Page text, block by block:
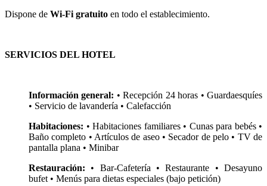
Dispone de Wi-Fi gratuito en todo el establecimiento.
SERVICIOS DEL HOTEL
Información general: • Recepción 24 horas • Guardaesquíes
• Servicio de lavandería • Calefacción
Habitaciones: • Habitaciones familiares • Cunas para bebés •
Baño completo • Artículos de aseo • Secador de pelo • TV de
pantalla plana • Minibar
Restauración: • Bar-Cafetería • Restaurante • Desayuno
bufet • Menús para dietas especiales (bajo petición)